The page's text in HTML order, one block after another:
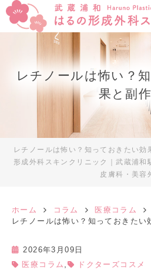
レチノールは怖い？
果と副
レチノールは怖い？知っておきたい
形成外科スキンクリニック｜武蔵浦和
皮膚科・美容
ホーム コラム 医療コラム
レチノールは怖い？知っておきたい
2026年3月09日
医療コラム
ドクターズコスメ